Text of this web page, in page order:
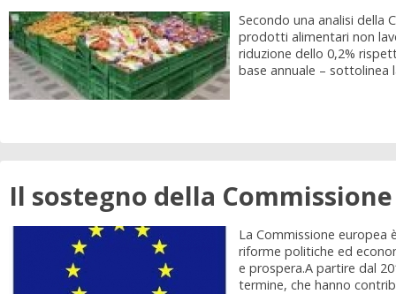
Secondo una analisi della
prodotti alimentari non
riduzione dello 0,2%
base annuale – sottolinea
Il sostegno della
La Commissione europea
riforme politiche ed
e prospera.A partire dal
termine, che hanno